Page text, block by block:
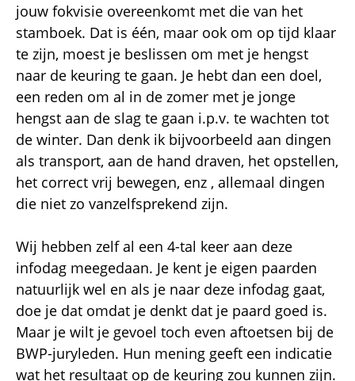
jouw fokvisie overeenkomt met die van het
stamboek. Dat is één, maar ook om op tijd klaar
te zijn, moest je beslissen om met je hengst
naar de keuring te gaan. Je hebt dan een doel,
een reden om al in de zomer met je jonge
hengst aan de slag te gaan i.p.v. te wachten tot
de winter. Dan denk ik bijvoorbeeld aan dingen
als transport, aan de hand draven, het opstellen,
het correct vrij bewegen, enz , allemaal dingen
die niet zo vanzelfsprekend zijn.
Wij hebben zelf al een 4-tal keer aan deze
infodag meegedaan. Je kent je eigen paarden
natuurlijk wel en als je naar deze infodag gaat,
doe je dat omdat je denkt dat je paard goed is.
Maar je wilt je gevoel toch even aftoetsen bij de
BWP-juryleden. Hun mening geeft een indicatie
wat het resultaat op de keuring zou kunnen zijn.